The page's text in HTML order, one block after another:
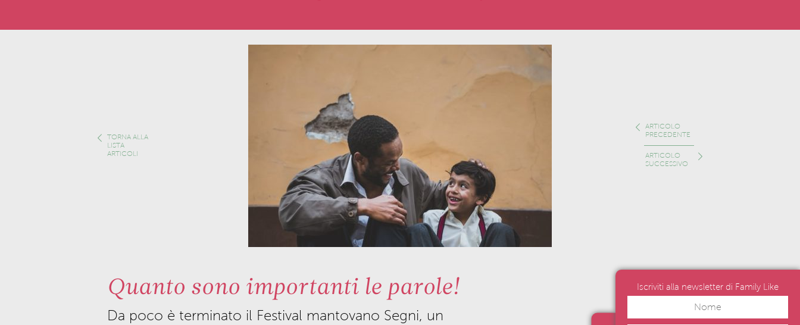
TORNA ALLA
LISTA
ARTICOLI
ARTICOLO
PRECEDENTE
ARTICOLO
SUCCESSIVO
Quanto sono importanti le parole!
Da poco è terminato il Festival mantovano Segni, un
Iscriviti alla newsletter di Family Like